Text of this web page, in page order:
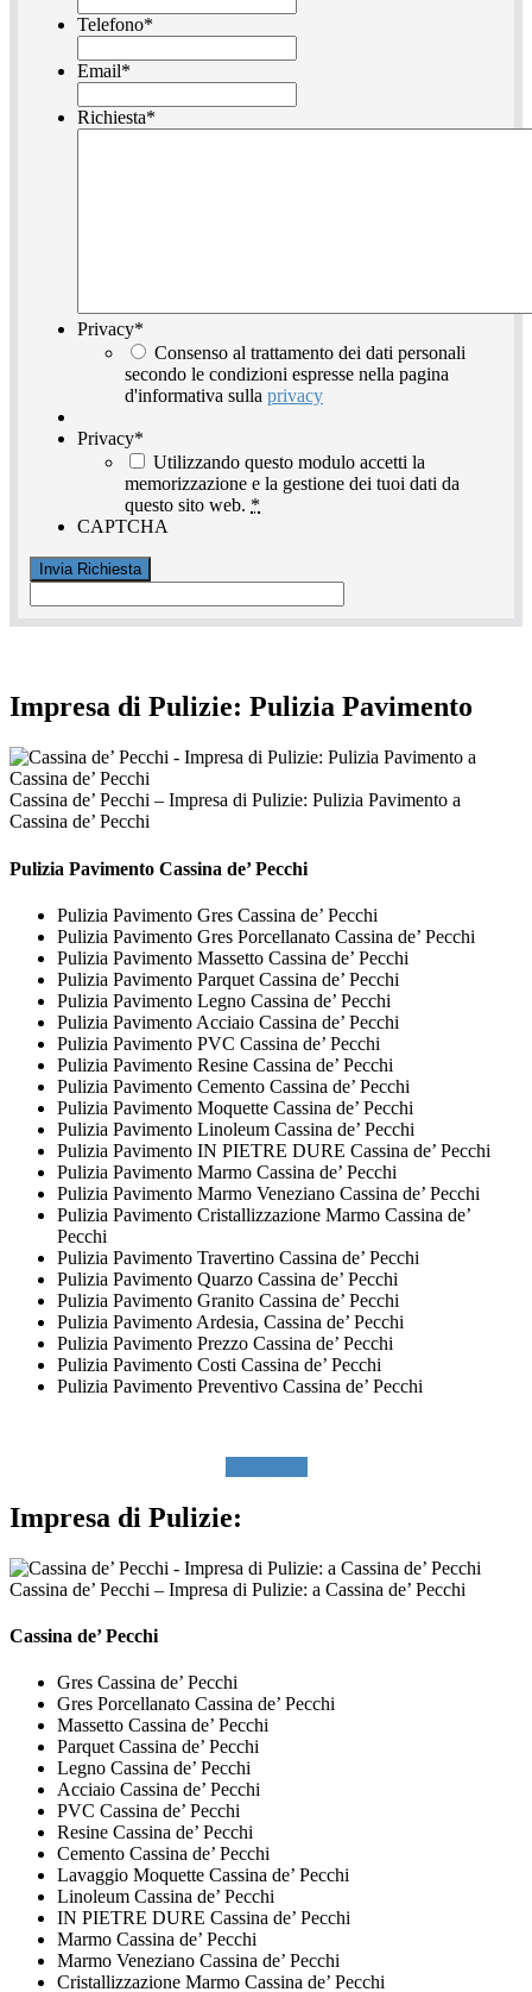
Telefono*
Email*
Richiesta*
Privacy*
Consenso al trattamento dei dati personali
secondo le condizioni espresse nella pagina
d'informativa sulla privacy
Privacy*
Utilizzando questo modulo accetti la
memorizzazione e la gestione dei tuoi dati da
questo sito web. *
CAPTCHA
Impresa di Pulizie: Pulizia Pavimento
Cassina de’ Pecchi – Impresa di Pulizie: Pulizia Pavimento a
Cassina de’ Pecchi
Pulizia Pavimento Cassina de’ Pecchi
Pulizia Pavimento Gres Cassina de’ Pecchi
Pulizia Pavimento Gres Porcellanato Cassina de’ Pecchi
Pulizia Pavimento Massetto Cassina de’ Pecchi
Pulizia Pavimento Parquet Cassina de’ Pecchi
Pulizia Pavimento Legno Cassina de’ Pecchi
Pulizia Pavimento Acciaio Cassina de’ Pecchi
Pulizia Pavimento PVC Cassina de’ Pecchi
Pulizia Pavimento Resine Cassina de’ Pecchi
Pulizia Pavimento Cemento Cassina de’ Pecchi
Pulizia Pavimento Moquette Cassina de’ Pecchi
Pulizia Pavimento Linoleum Cassina de’ Pecchi
Pulizia Pavimento IN PIETRE DURE Cassina de’ Pecchi
Pulizia Pavimento Marmo Cassina de’ Pecchi
Pulizia Pavimento Marmo Veneziano Cassina de’ Pecchi
Pulizia Pavimento Cristallizzazione Marmo Cassina de’
Pecchi
Pulizia Pavimento Travertino Cassina de’ Pecchi
Pulizia Pavimento Quarzo Cassina de’ Pecchi
Pulizia Pavimento Granito Cassina de’ Pecchi
Pulizia Pavimento Ardesia, Cassina de’ Pecchi
Pulizia Pavimento Prezzo Cassina de’ Pecchi
Pulizia Pavimento Costi Cassina de’ Pecchi
Pulizia Pavimento Preventivo Cassina de’ Pecchi
Impresa di Pulizie:
Cassina de’ Pecchi – Impresa di Pulizie: a Cassina de’ Pecchi
Cassina de’ Pecchi
Gres Cassina de’ Pecchi
Gres Porcellanato Cassina de’ Pecchi
Massetto Cassina de’ Pecchi
Parquet Cassina de’ Pecchi
Legno Cassina de’ Pecchi
Acciaio Cassina de’ Pecchi
PVC Cassina de’ Pecchi
Resine Cassina de’ Pecchi
Cemento Cassina de’ Pecchi
Lavaggio Moquette Cassina de’ Pecchi
Linoleum Cassina de’ Pecchi
IN PIETRE DURE Cassina de’ Pecchi
Marmo Cassina de’ Pecchi
Marmo Veneziano Cassina de’ Pecchi
Cristallizzazione Marmo Cassina de’ Pecchi